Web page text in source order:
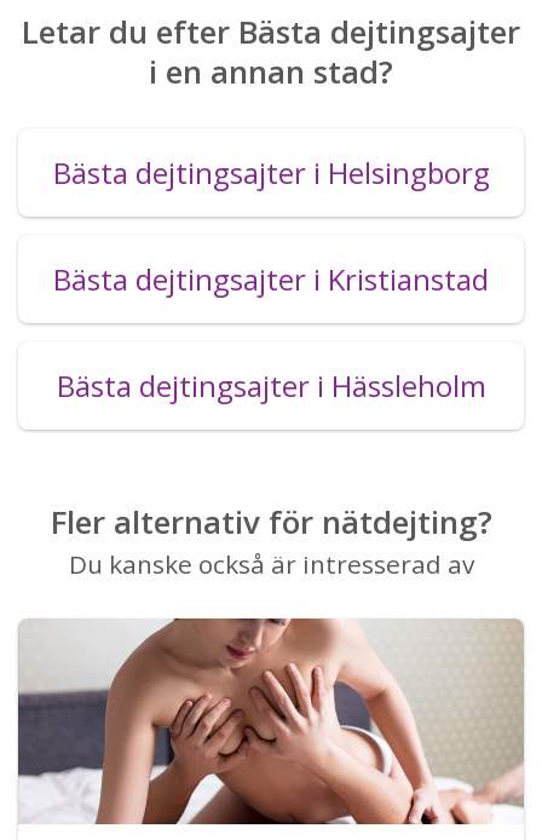
Letar du efter Bästa dejtingsajter
i en annan stad?
Bästa dejtingsajter i Helsingborg
Bästa dejtingsajter i Kristianstad
Bästa dejtingsajter i Hässleholm
Fler alternativ för nätdejting?
Du kanske också är intresserad av